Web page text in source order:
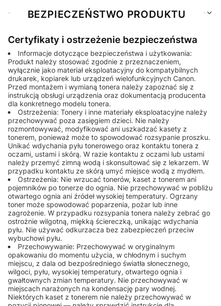
BEZPIECZEŃSTWO PRODUKTU
Certyfikaty i ostrzeżenie bezpieczeństwa
Informacje dotyczące bezpieczeństwa i użytkowania:
Produkt należy stosować zgodnie z przeznaczeniem,
wyłącznie jako materiał eksploatacyjny do kompatybilnych
drukarek, kopiarek lub urządzeń wielofunkcyjnych Canon.
Przed montażem i wymianą tonera należy zapoznać się z
instrukcją obsługi urządzenia oraz dokumentacją producenta
dla konkretnego modelu tonera.
Ostrzeżenia: Tonery i inne materiały eksploatacyjne należy
przechowywać poza zasięgiem dzieci. Nie należy
rozmontowywać, modyfikować ani uszkadzać kasety z
tonerem, ponieważ może to spowodować rozsypanie proszku.
Unikać wdychania pyłu tonerowego oraz kontaktu tonera z
oczami, ustami i skórą. W razie kontaktu z oczami lub ustami
należy przemyć zimną wodą i skonsultować się z lekarzem. W
przypadku kontaktu ze skórą umyć miejsce wodą z mydłem.
Ostrzeżenia: Nie wrzucać tonerów, kaset z tonerem ani
pojemników po tonerze do ognia. Nie przechowywać w pobliżu
otwartego ognia ani źródeł wysokiej temperatury. Ogrzany
toner może spowodować poparzenia, pożar lub inne
zagrożenie. W przypadku rozsypania tonera należy zebrać go
ostrożnie wilgotną, miękką ściereczką, unikając wdychania
pyłu. Nie używać odkurzacza bez zabezpieczeń przeciw
wybuchowi pyłu.
Przechowywanie: Przechowywać w oryginalnym
opakowaniu do momentu użycia, w chłodnym i suchym
miejscu, z dala od bezpośredniego światła słonecznego,
wilgoci, pyłu, wysokiej temperatury, otwartego ognia i
gwałtownych zmian temperatury. Nie przechowywać w
miejscach narażonych na kondensację pary wodnej.
Niektórych kaset z tonerem nie należy przechowywać w